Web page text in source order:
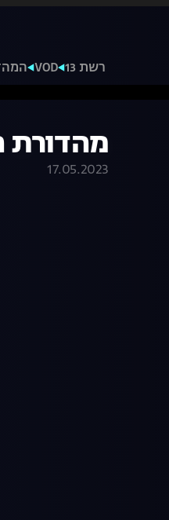
רשת 13 VOD
מהדורת החדשות
17.05.2023